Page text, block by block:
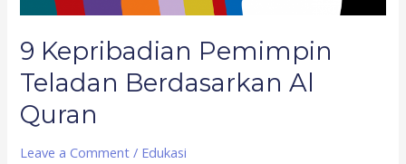
9 Kepribadian Pemimpin
Teladan Berdasarkan Al
Quran
Leave a Comment / Edukasi
Quran